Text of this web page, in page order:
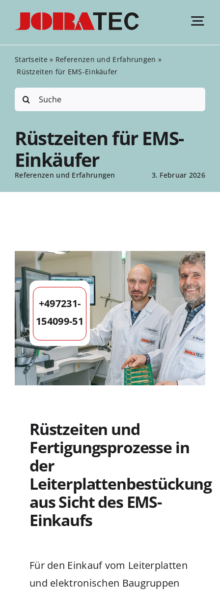
Inhalt
springen
EMS Leistungen
Zertifikate
Referenzen und Erfahrungen
Startseite » Referenzen und Erfahrungen »
Rüstzeiten für EMS-Einkäufer
Suche
nach:
Rüstzeiten für EMS-
Einkäufer
Referenzen und Erfahrungen 3. Februar 2026
+497231-
154099-51
Rüstzeiten und
Fertigungsprozesse in
der
Leiterplattenbestückung
aus Sicht des EMS-
Einkaufs
Für den Einkauf vom Leiterplatten
und elektronischen Baugruppen